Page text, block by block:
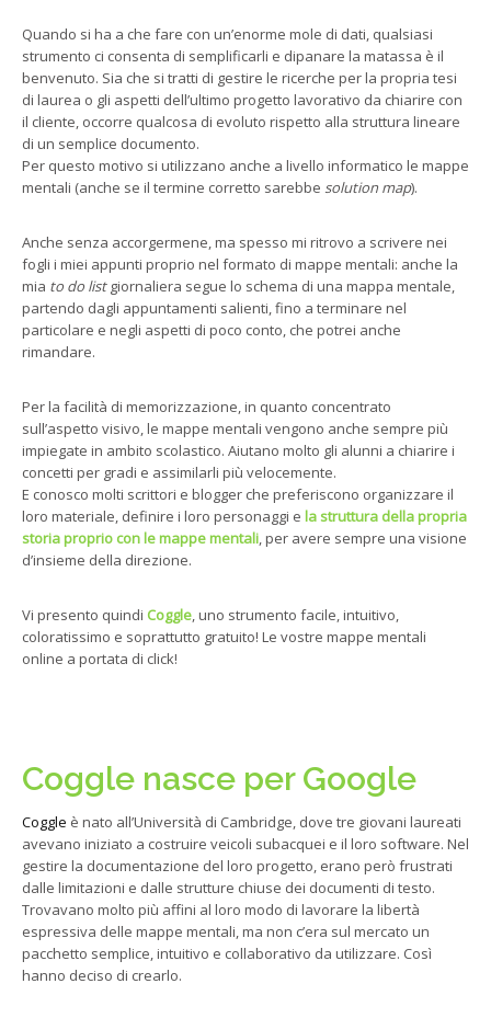
Quando si ha a che fare con un’enorme mole di dati, qualsiasi
strumento ci consenta di semplificarli e dipanare la matassa è il
benvenuto. Sia che si tratti di gestire le ricerche per la propria tesi
di laurea o gli aspetti dell’ultimo progetto lavorativo da chiarire con
il cliente, occorre qualcosa di evoluto rispetto alla struttura lineare
di un semplice documento.
Per questo motivo si utilizzano anche a livello informatico le mappe
mentali (anche se il termine corretto sarebbe solution map).
Anche senza accorgermene, ma spesso mi ritrovo a scrivere nei
fogli i miei appunti proprio nel formato di mappe mentali: anche la
mia to do listgiornaliera segue lo schema di una mappa mentale,
partendo dagli appuntamenti salienti, fino a terminare nel
particolare e negli aspetti di poco conto, che potrei anche
rimandare.
Per la facilità di memorizzazione, in quanto concentrato
sull’aspetto visivo, le mappe mentali vengono anche sempre più
impiegate in ambito scolastico. Aiutano molto gli alunni a chiarire i
concetti per gradi e assimilarli più velocemente.
E conosco molti scrittori e blogger che preferiscono organizzare il
loro materiale, definire i loro personaggi e la struttura della propria
storia proprio con le mappe mentali, per avere sempre una visione
d’insieme della direzione.
Vi presento quindi Coggle, uno strumento facile, intuitivo,
coloratissimo e soprattutto gratuito! Le vostre mappe mentali
online a portata di click!
Coggle nasce per Google
Coggle è nato all’Università di Cambridge, dove tre giovani laureati
avevano iniziato a costruire veicoli subacquei e il loro software. Nel
gestire la documentazione del loro progetto, erano però frustrati
dalle limitazioni e dalle strutture chiuse dei documenti di testo.
Trovavano molto più affini al loro modo di lavorare la libertà
espressiva delle mappe mentali, ma non c’era sul mercato un
pacchetto semplice, intuitivo e collaborativo da utilizzare. Così
hanno deciso di crearlo.